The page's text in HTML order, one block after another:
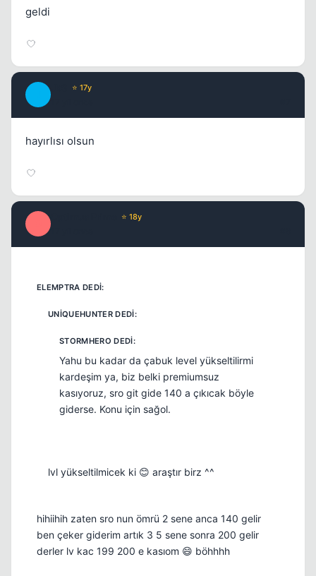
geldi
⭐ 17y
hayırlısı olsun
⭐ 18y
Yahu bu kadar da çabuk level yükseltilirmi
kardeşim ya, biz belki premiumsuz
kasıyoruz, sro git gide 140 a çıkıcak böyle
giderse. Konu için sağol.
lvl yükseltilmicek ki 😊 araştır birz ^^
hihiihih zaten sro nun ömrü 2 sene anca 140 gelir
ben çeker giderim artık 3 5 sene sonra 200 gelir
derler lv kac 199 200 e kasıom 😄 böhhhh